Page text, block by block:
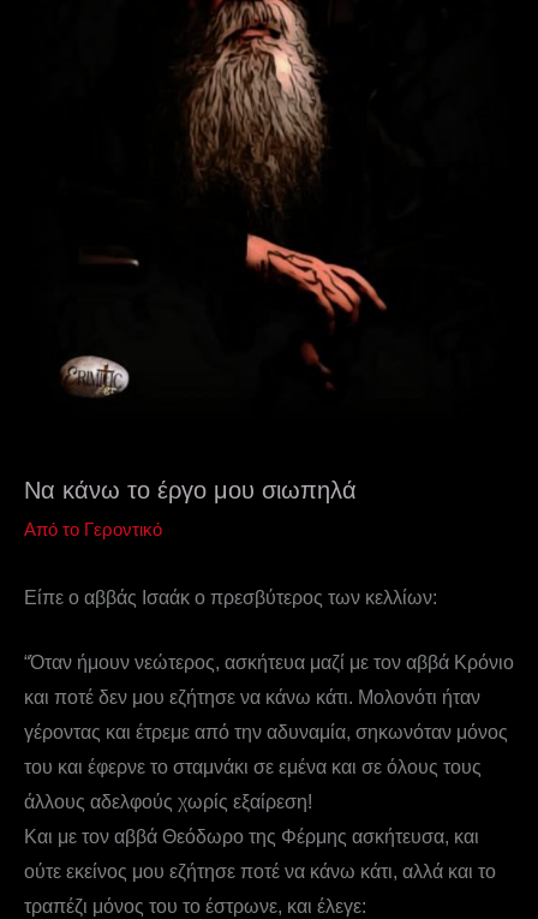
Να κάνω το έργο μου σιωπηλά
Από το Γεροντικό
Είπε ο αββάς Ισαάκ ο πρεσβύτερος των κελλίων:
“Όταν ήμουν νεώτερος, ασκήτευα μαζί με τον αββά Κρόνιο
και ποτέ δεν μου εζήτησε να κάνω κάτι. Μολονότι ήταν
γέροντας και έτρεμε από την αδυναμία, σηκωνόταν μόνος
του και έφερνε το σταμνάκι σε εμένα και σε όλους τους
άλλους αδελφούς χωρίς εξαίρεση!
Και με τον αββά Θεόδωρο της Φέρμης ασκήτευσα, και
ούτε εκείνος μου εζήτησε ποτέ να κάνω κάτι, αλλά και το
τραπέζι μόνος του το έστρωνε, και έλεγε: